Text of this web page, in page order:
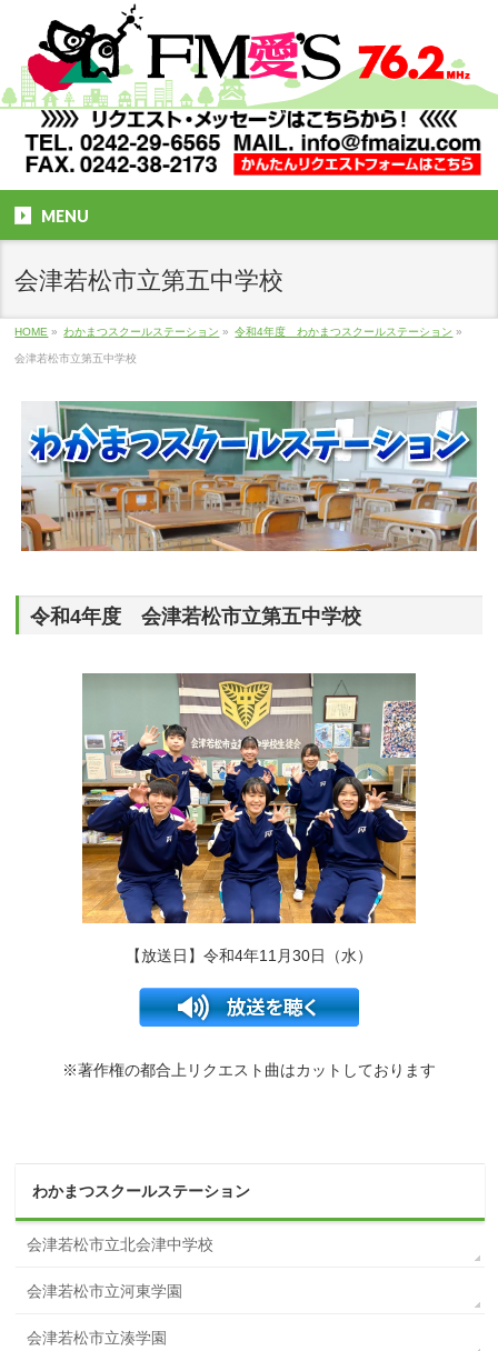
MENU
会津若松市立第五中学校
HOME » わかまつスクールステーション » 令和4年度 わかまつスクールステーション »
会津若松市立第五中学校
令和4年度 会津若松市立第五中学校
【放送日】令和4年11月30日（水）
※著作権の都合上リクエスト曲はカットしております
わかまつスクールステーション
会津若松市立北会津中学校
会津若松市立河東学園
会津若松市立湊学園